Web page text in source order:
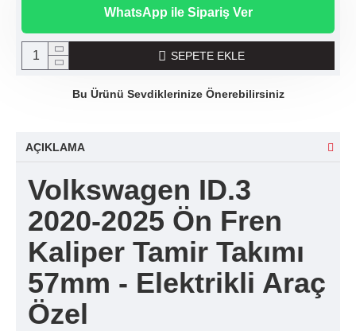
WhatsApp ile Sipariş Ver
SEPETE EKLE
Bu Ürünü Sevdiklerinize Önerebilirsiniz
AÇIKLAMA
Volkswagen ID.3
2020-2025 Ön Fren
Kaliper Tamir Takımı
57mm - Elektrikli Araç
Özel